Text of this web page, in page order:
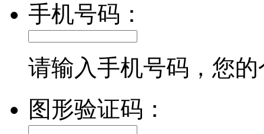
手机号码：
请输入手机号码，您
图形验证码：